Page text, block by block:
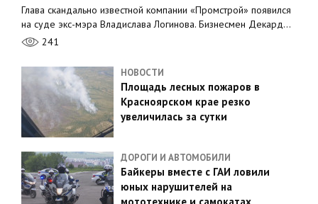
Глава скандально известной компании «Промстрой» появился
на суде экс-мэра Владислава Логинова. Бизнесмен Декард…
241
НОВОСТИ
Площадь лесных пожаров в
Красноярском крае резко
увеличилась за сутки
ДОРОГИ И АВТОМОБИЛИ
Байкеры вместе с ГАИ ловили
юных нарушителей на